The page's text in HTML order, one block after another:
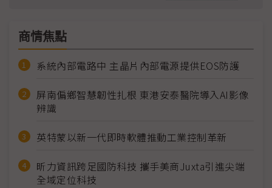
商情焦點
系統內部電路中 主晶片內部電源提供EOS防護
屏南偏鄉智慧韌性扎根 東港安泰醫院導入AI影像
辨識
英特蒙以新一代即時軟體推動工業控制革新
昕力資訊跨足國防科技 攜手美商Juxta引進尖端
全域定位科技